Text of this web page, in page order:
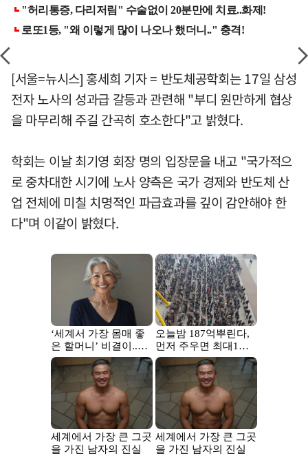
[서울=뉴시스] 홍세희 기자 = 반도체공학회는 17일 삼성
전자 노사의 성과급 갈등과 관련해 "부디 원만하게 협상
을 마무리해 주길 간곡히 호소한다"고 밝혔다.
학회는 이날 최기영 회장 명의 입장문을 내고 "국가적으
로 중차대한 시기에 노사 양측은 국가 경제와 반도체 산
업 전체에 미칠 치명적인 파급효과를 깊이 감안해야 한
다"며 이같이 밝혔다.